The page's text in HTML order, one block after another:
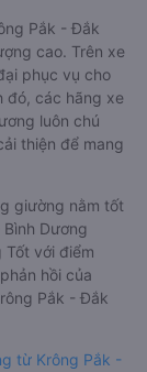
Pắk - Đắk
cao. Trên xe
phục vụ cho
đó, các hãng xe
luôn chú
thiện để mang
giường nằm tốt
Dương
với điểm
hồi của
Pắk - Đắk
từ Krông Pắk -